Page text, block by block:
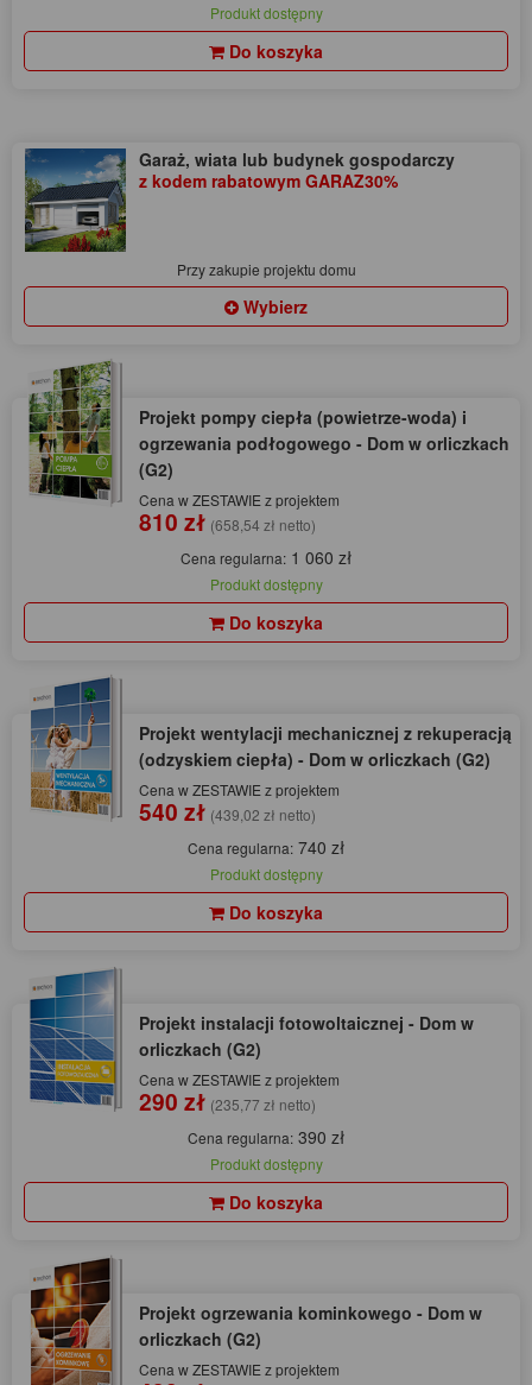
Produkt dostępny
Do koszyka
Garaż, wiata lub budynek gospodarczy
z kodem rabatowym GARAZ30%
Przy zakupie projektu domu
Wybierz
Projekt pompy ciepła (powietrze-woda) i
ogrzewania podłogowego - Dom w orliczkach
(G2)
Cena w ZESTAWIE z projektem
810 zł (658,54 zł netto)
Cena regularna: 1 060 zł
Produkt dostępny
Do koszyka
Projekt wentylacji mechanicznej z rekuperacją
(odzyskiem ciepła) - Dom w orliczkach (G2)
Cena w ZESTAWIE z projektem
540 zł (439,02 zł netto)
Cena regularna: 740 zł
Produkt dostępny
Do koszyka
Projekt instalacji fotowoltaicznej - Dom w
orliczkach (G2)
Cena w ZESTAWIE z projektem
290 zł (235,77 zł netto)
Cena regularna: 390 zł
Produkt dostępny
Do koszyka
Projekt ogrzewania kominkowego - Dom w
orliczkach (G2)
Cena w ZESTAWIE z projektem